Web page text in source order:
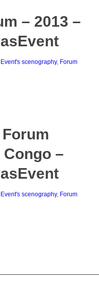
– 2013 –
Event's scenography, Forum
Forum
–
Event's scenography, Forum